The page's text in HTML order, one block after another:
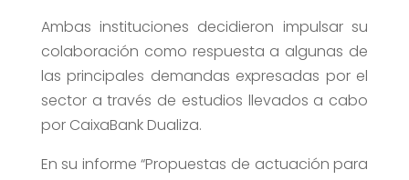
Ambas instituciones decidieron impulsar su
colaboración como respuesta a algunas de
las principales demandas expresadas por el
sector a través de estudios llevados a cabo
por CaixaBank Dualiza.
En su informe “Propuestas de actuación para